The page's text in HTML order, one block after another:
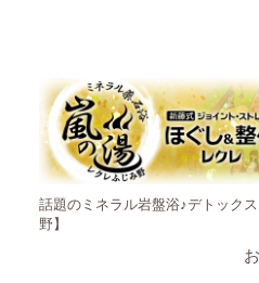
話題のミネラル岩盤浴♪デトック
野】